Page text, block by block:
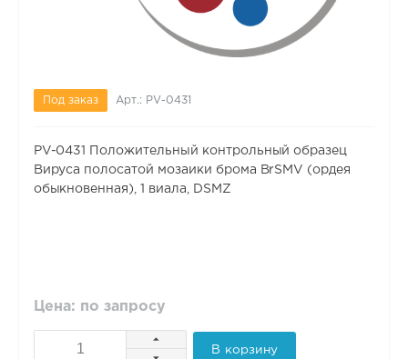
Под заказ Арт.: PV-0431
PV-0431 Положительный контрольный образец
Вируса полосатой мозаики брома BrSMV (ордея
обыкновенная), 1 виала, DSMZ
Цена: по запросу
В корзину